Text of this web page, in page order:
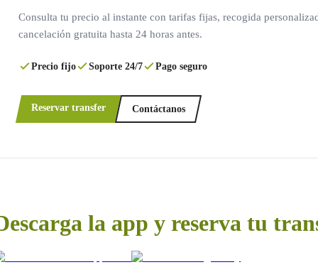
Consulta tu precio al instante con tarifas fijas, recogida
cancelación gratuita hasta 24 horas antes.
Precio fijo Soporte 24/7 Pago seguro
Reservar transfer Contáctanos
la app y reserva tu